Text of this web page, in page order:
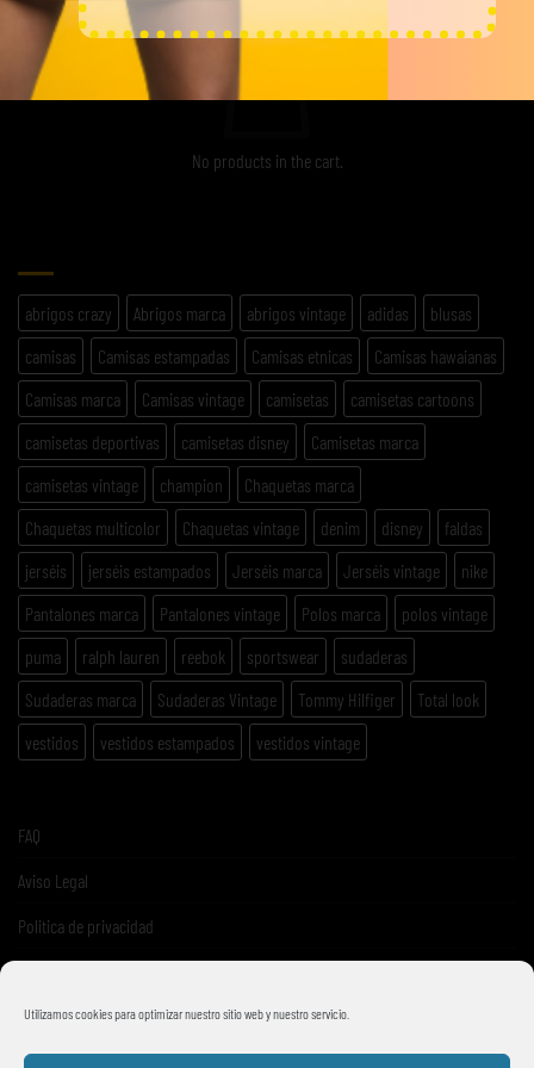
Utilizamos cookies para optimizar nuestro sitio web y nuestro servicio.
No products in the cart.
abrigos crazy Abrigos marca abrigos vintage adidas
blusas
camisas
Camisas estampadas Camisas etnicas
Camisas hawaianas
Camisas marca
Camisas vintage camisetas
camisetas cartoons
camisetas deportivas
camisetas disney
Camisetas marca
camisetas vintage
champion
Chaquetas marca
Chaquetas multicolor
Chaquetas vintage denim disney
faldas
jerséis
jerséis estampados Jerséis marca Jerséis vintage
nike
Pantalones marca
Pantalones vintage Polos marca
polos vintage
puma
ralph lauren reebok sportswear
sudaderas
Sudaderas marca
Sudaderas Vintage Tommy Hilfiger
Total look
vestidos
vestidos estampados vestidos vintage
FAQ
Aviso Legal
Politica de privacidad